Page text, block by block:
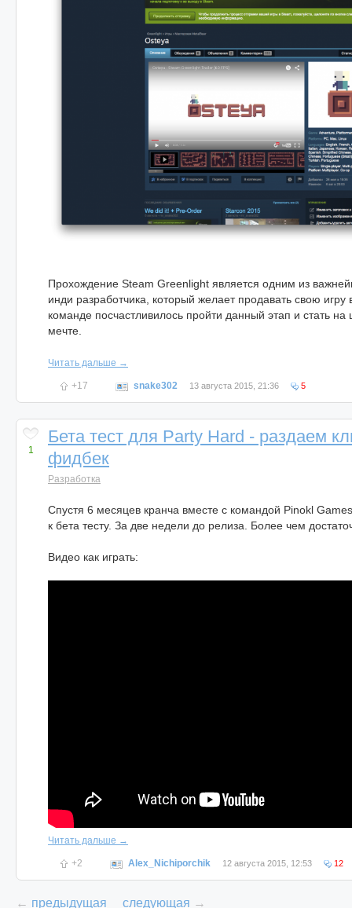
Прохождение Steam Greenlight является одним из
инди разработчика, который желает продавать свою
команде посчастливилось пройти данный этап и стать на
мечте.
Читать дальше →
+17 snake302 13 августа 2015, 21:36 5
Бета тест для Party Hard - раздаем
фидбек
1
Разработка
Спустя 6 месяцев кранча вместе с командой Pinokl
к бета тесту. За две недели до релиза. Более чем
Видео как играть:
Читать дальше →
+2 Alex_Nichiporchik 12 августа 2015, 12:53 12
← предыдущая следующая →